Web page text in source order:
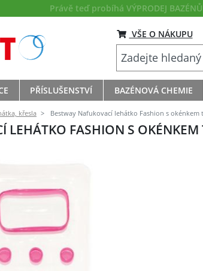
Právě teď probíhá VÝPRODEJ
VŠE O NÁKUPU
PŘÍSLUŠENSTVÍ BAZÉNOVÁ CHEMIE
křesla Bestway Nafukovací lehátko Fashion s okénkem
LEHÁTKO FASHION S OKÉNKEM